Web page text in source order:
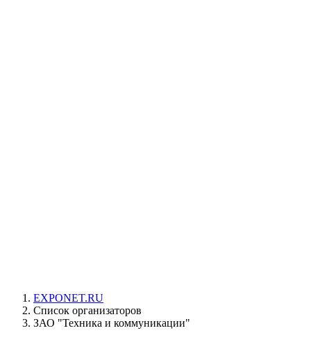
EXPONET.RU
Список организаторов
ЗАО "Техника и коммуникации"